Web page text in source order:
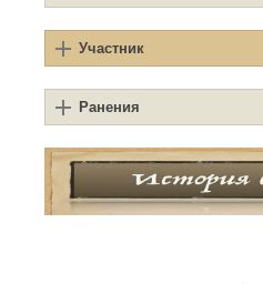
Участник
Ранения